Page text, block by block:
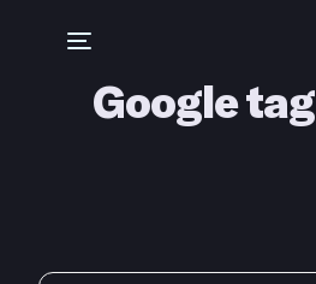
Google tag